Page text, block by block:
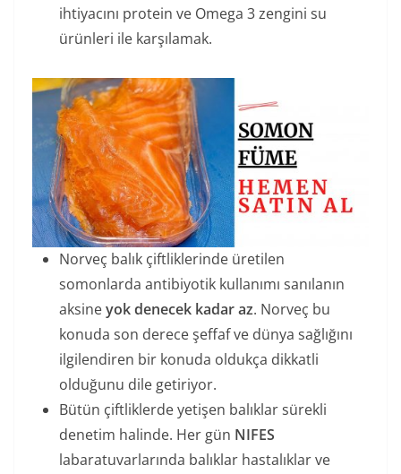
ihtiyacını protein ve Omega 3 zengini su
ürünleri ile karşılamak.
Norveç balık çiftliklerinde üretilen
somonlarda antibiyotik kullanımı sanılanın
aksineyok denecek kadar az. Norveç bu
konuda son derece şeffaf ve dünya sağlığını
ilgilendiren bir konuda oldukça dikkatli
olduğunu dile getiriyor.
Bütün çiftliklerde yetişen balıklar sürekli
denetim halinde. Her gün NIFES
labaratuvarlarında balıklar hastalıklar ve